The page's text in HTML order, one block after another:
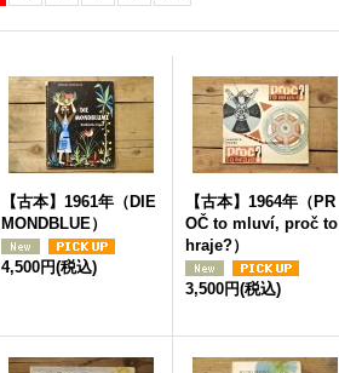
【古本】1961年（DIE
MONDBLUE）
4,500円(税込)
【古本】1964年（PR
OČ to mluví, proč to
hraje?）
3,500円(税込)